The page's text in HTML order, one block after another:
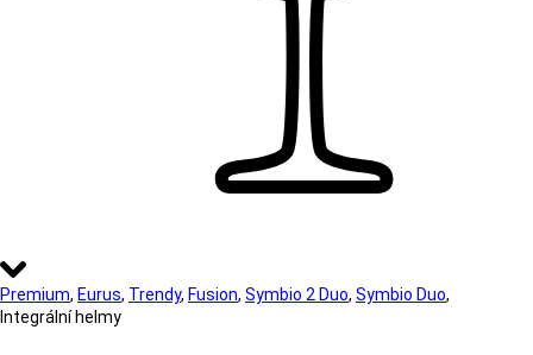
Premium, Eurus, Trendy, Fusion, Symbio 2 Duo, Symbio Duo,
Integrální helmy